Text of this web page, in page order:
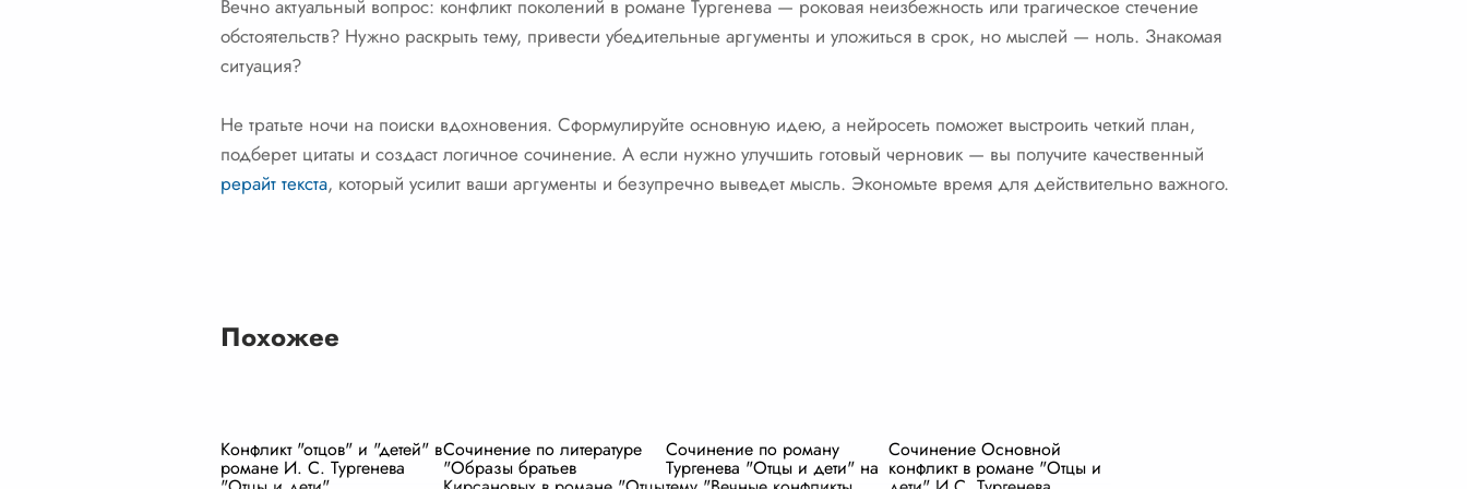
Вечно актуальный вопрос: конфликт поколений в романе Тургенева — роковая неизбежность или трагическое стечение
обстоятельств? Нужно раскрыть тему, привести убедительные аргументы и уложиться в срок, но мыслей — ноль. Знакомая
ситуация?
Не тратьте ночи на поиски вдохновения. Сформулируйте основную идею, а нейросеть поможет выстроить четкий план,
подберет цитаты и создаст логичное сочинение. А если нужно улучшить готовый черновик — вы получите качественный
рерайт текста, который усилит ваши аргументы и безупречно выведет мысль. Экономьте время для действительно важного.
Похожее
Конфликт "отцов" и "детей" в
романе И. С. Тургенева
Сочинение по литературе
"Образы братьев
Сочинение по роману
Тургенева "Отцы и дети" на
Сочинение Основной
конфликт в романе "Отцы и